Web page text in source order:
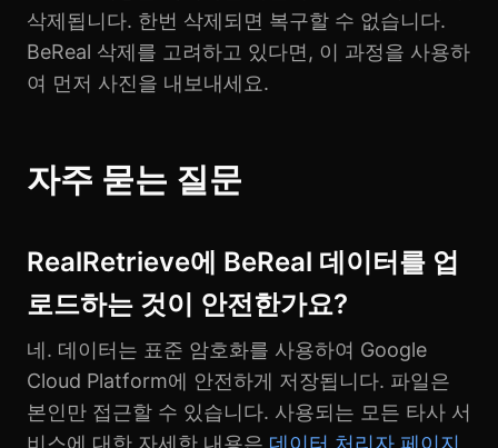
삭제됩니다. 한번 삭제되면 복구할 수 없습니다.
BeReal 삭제를 고려하고 있다면, 이 과정을 사용하
여 먼저 사진을 내보내세요.
자주 묻는 질문
RealRetrieve에 BeReal 데이터를 업
로드하는 것이 안전한가요?
네. 데이터는 표준 암호화를 사용하여 Google
Cloud Platform에 안전하게 저장됩니다. 파일은
본인만 접근할 수 있습니다. 사용되는 모든 타사 서
비스에 대한 자세한 내용은 데이터 처리자 페이지